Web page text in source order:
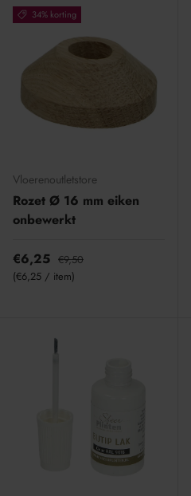
34% korting
Vloerenoutletstore
Rozet Ø 16 mm eiken
onbewerkt
€6,25 €9,50
Eenheid prijs
€6,25 / item